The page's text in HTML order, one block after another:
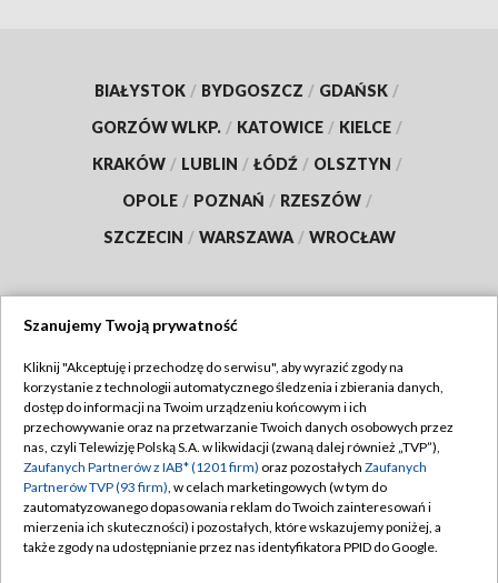
BIAŁYSTOK / BYDGOSZCZ / GDAŃSK /
GORZÓW WLKP. / KATOWICE / KIELCE /
KRAKÓW / LUBLIN / ŁÓDŹ / OLSZTYN /
OPOLE / POZNAŃ / RZESZÓW /
SZCZECIN / WARSZAWA / WROCŁAW
TVP
Abonament TVP
Emisja w TVP
Centrum informacji TVP
Naziemna Telewizja Cyfrowa
Regulamin TVP
Polityka prywatności
Moje zgody
Pomoc
Szanujemy Twoją prywatność
Kliknij "Akceptuję i przechodzę do serwisu", aby wyrazić zgody na
korzystanie z technologii automatycznego śledzenia i zbierania danych,
dostęp do informacji na Twoim urządzeniu końcowym i ich
przechowywanie oraz na przetwarzanie Twoich danych osobowych przez
nas, czyli Telewizję Polską S.A. w likwidacji (zwaną dalej również „TVP”),
Zaufanych Partnerów z IAB* (1201 firm) oraz pozostałych Zaufanych
Partnerów TVP (93 firm), w celach marketingowych (w tym do
zautomatyzowanego dopasowania reklam do Twoich zainteresowań i
mierzenia ich skuteczności) i pozostałych, które wskazujemy poniżej, a
także zgody na udostępnianie przez nas identyfikatora PPID do Google.